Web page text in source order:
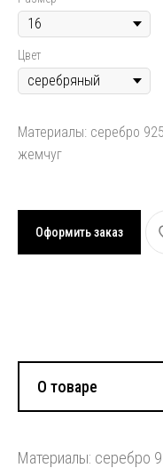
Цвет
Материалы: серебро
жемчуг
Оформить заказ
Материалы: серебро